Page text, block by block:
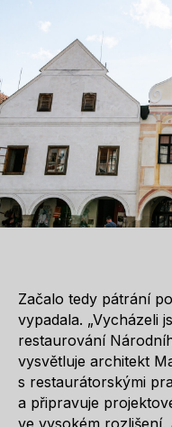
Začalo tedy pátrání
vypadala. „Vycházeli
restaurování
vysvětluje architekt
s restaurátorskými
a připravuje